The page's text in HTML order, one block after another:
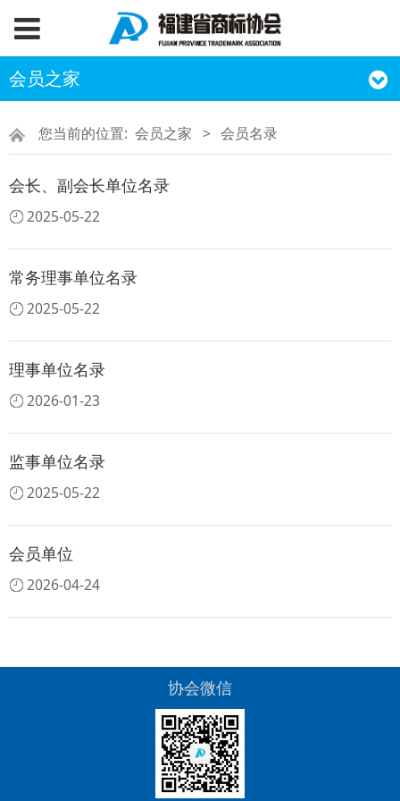
会员之家
您当前的位置: 会员之家 > 会员名录
会长、副会长单位名录
2025-05-22
常务理事单位名录
2025-05-22
理事单位名录
2026-01-23
监事单位名录
2025-05-22
会员单位
2026-04-24
协会微信